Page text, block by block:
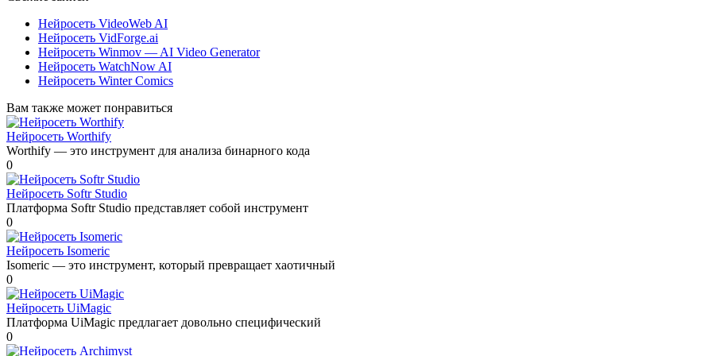
Нейросеть VideoWeb AI
Нейросеть VidForge.ai
Нейросеть Winmov — AI Video Generator
Нейросеть WatchNow AI
Нейросеть Winter Comics
Вам также может понравиться
Нейросеть Worthify
Worthify — это инструмент для анализа бинарного кода
0
Нейросеть Softr Studio
Платформа Softr Studio представляет собой инструмент
0
Нейросеть Isomeric
Isomeric — это инструмент, который превращает хаотичный
0
Нейросеть UiMagic
Платформа UiMagic предлагает довольно специфический
0